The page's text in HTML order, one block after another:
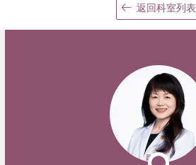
返回科室列表